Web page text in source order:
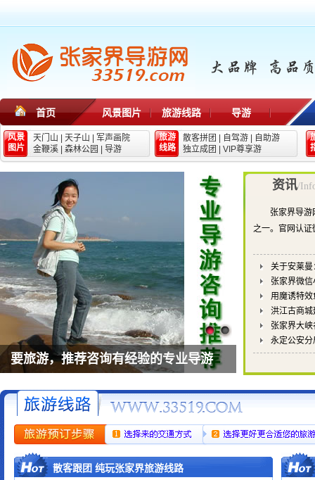
首页 风景图片 旅游线路 导游
风景
图片
天门山 天子山
军声画院
金鞭溪
森林公园 导游
旅游
线路
散客拼团 自驾游
自助游
独立成团
VIP尊享游
要旅游，推荐咨询有经验的专业导游
资讯/
张家界导
之一。官网认
关于安莱
张家界微
用魔诱特
洪江古商
张家界大
永定公安
散客跟团 纯玩张家界旅游线路